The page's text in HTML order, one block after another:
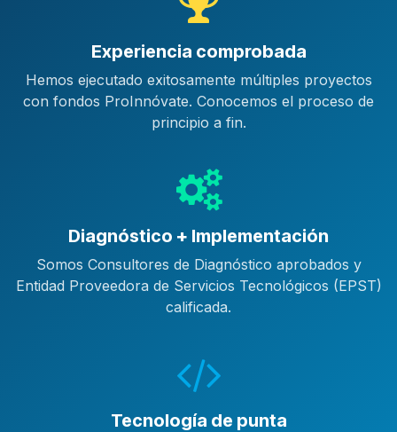
Experiencia comprobada
Hemos ejecutado exitosamente múltiples proyectos
con fondos ProInnóvate. Conocemos el proceso de
principio a fin.
Diagnóstico + Implementación
Somos Consultores de Diagnóstico aprobados y
Entidad Proveedora de Servicios Tecnológicos (EPST)
calificada.
Tecnología de punta